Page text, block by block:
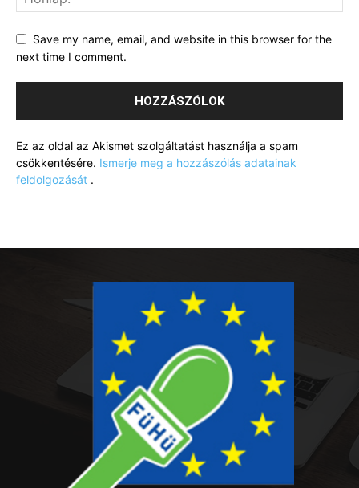
Save my name, email, and website in this browser for the
next time I comment.
Ez az oldal az Akismet szolgáltatást használja a spam
csökkentésére. Ismerje meg a hozzászólás adatainak
feldolgozását .